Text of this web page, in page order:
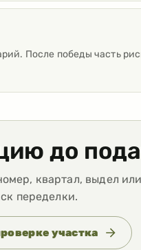
После победы часть
до
квартал, выдел
переделки.
участка